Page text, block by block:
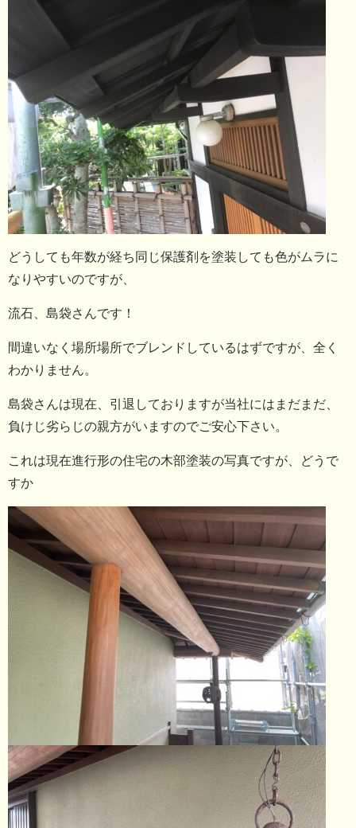
どうしても年数が経ち同じ保護剤を塗装しても色がムラに
なりやすいのですが、
流石、島袋さんです！
間違いなく場所場所でブレンドしているはずですが、全く
わかりません。
島袋さんは現在、引退しておりますが当社にはまだまだ、
負けじ劣らじの親方がいますのでご安心下さい。
これは現在進行形の住宅の木部塗装の写真ですが、どうで
すか